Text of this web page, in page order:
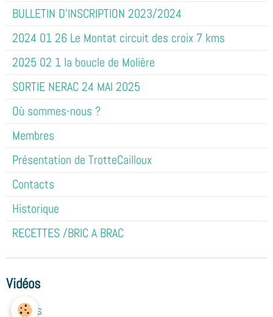
BULLETIN D'INSCRIPTION 2023/2024
2024 01 26 Le Montat circuit des croix 7 kms
2025 02 1 la boucle de Molière
SORTIE NERAC 24 MAI 2025
Où sommes-nous ?
Membres
Présentation de TrotteCailloux
Contacts
Historique
RECETTES /BRIC A BRAC
Vidéos
Vidéos